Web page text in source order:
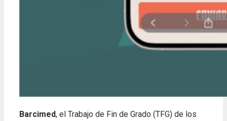
Barcimed, el Trabajo de Fin de Grado (TFG) de los